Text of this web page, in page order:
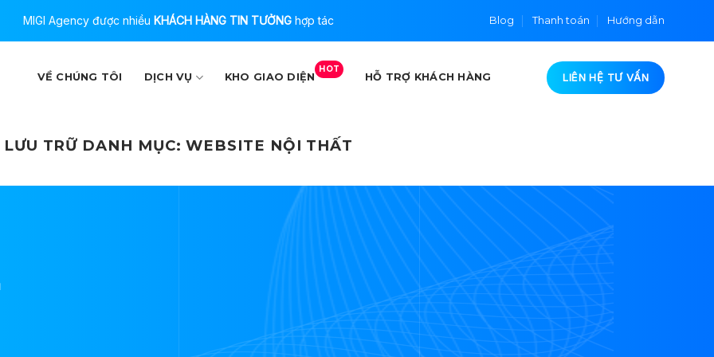
MIGI Agency được nhiều KHÁCH HÀNG TIN TƯỞNG hợp tác Blog Thanh toán Hướng dẫn
VỀ CHÚNG TÔI DỊCH VỤ KHO GIAO DIỆN
HOT
HỖ TRỢ KHÁCH HÀNG LIÊN HỆ TƯ VẤN
LƯU TRỮ DANH MỤC:WEBSITE NỘI THẤT